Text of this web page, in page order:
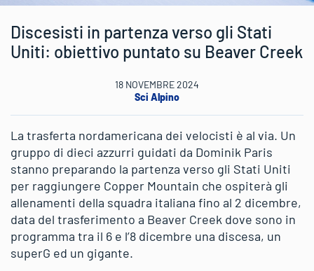
Discesisti in partenza verso gli Stati
Uniti: obiettivo puntato su Beaver Creek
18 NOVEMBRE 2024
Sci Alpino
La trasferta nordamericana dei velocisti è al via. Un
gruppo di dieci azzurri guidati da Dominik Paris
stanno preparando la partenza verso gli Stati Uniti
per raggiungere Copper Mountain che ospiterà gli
allenamenti della squadra italiana fino al 2 dicembre,
data del trasferimento a Beaver Creek dove sono in
programma tra il 6 e l’8 dicembre una discesa, un
superG ed un gigante.